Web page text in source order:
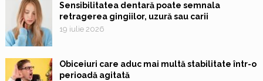
Sensibilitatea dentară poate semnala
retragerea gingiilor, uzură sau carii
19 iulie 2026
Obiceiuri care aduc mai multă stabilitate într-o
perioadă agitată